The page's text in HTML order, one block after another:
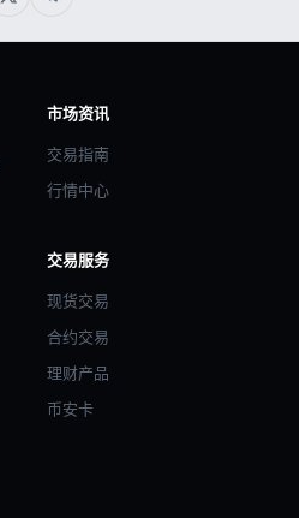
市场资讯
交易指南
行情中心
交易服务
现货交易
合约交易
理财产品
币安卡